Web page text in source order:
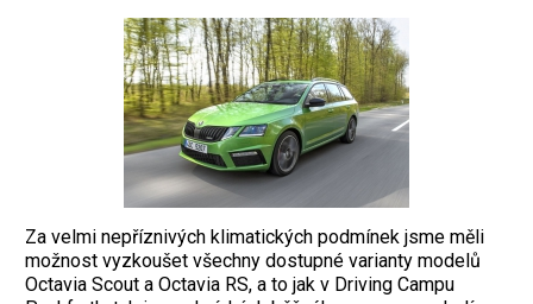
Za velmi nepříznivých klimatických podmínek jsme měli
možnost vyzkoušet všechny dostupné varianty modelů
Octavia Scout a Octavia RS, a to jak v Driving Campu